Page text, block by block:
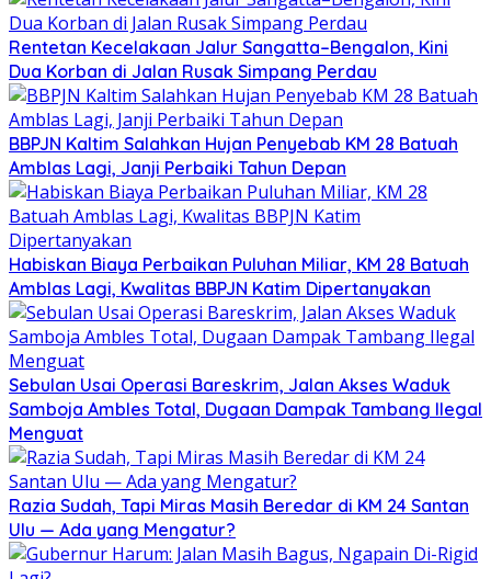
Rentetan Kecelakaan Jalur Sangatta–Bengalon, Kini
Dua Korban di Jalan Rusak Simpang Perdau
BBPJN Kaltim Salahkan Hujan Penyebab KM 28 Batuah
Amblas Lagi, Janji Perbaiki Tahun Depan
Habiskan Biaya Perbaikan Puluhan Miliar, KM 28 Batuah
Amblas Lagi, Kwalitas BBPJN Katim Dipertanyakan
Sebulan Usai Operasi Bareskrim, Jalan Akses Waduk
Samboja Ambles Total, Dugaan Dampak Tambang Ilegal
Menguat
Razia Sudah, Tapi Miras Masih Beredar di KM 24 Santan
Ulu — Ada yang Mengatur?